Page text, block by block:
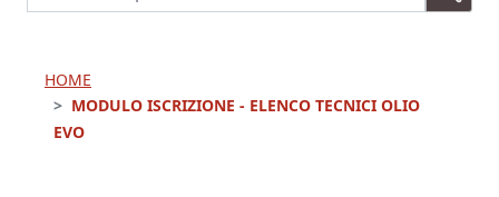
HOME
MODULO ISCRIZIONE - ELENCO TECNICI OLIO
EVO